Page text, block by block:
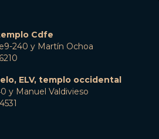
Cdfe
240 y Martín Ochoa
ELV, templo occidental
y Manuel Valdivieso